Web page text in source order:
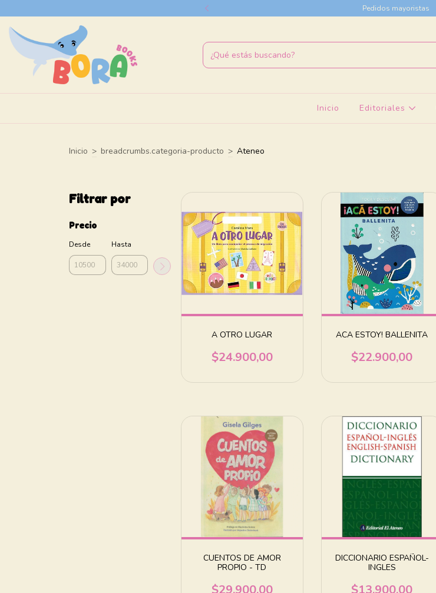
Pedidos mayoristas
Inicio Editoriales
Inicio > breadcrumbs.categoria-producto > Ateneo
Filtrar por
Precio
Desde Hasta
A OTRO LUGAR
$24.900,00
ACA ESTOY! BALLENITA
$22.900,00
CUENTOS DE AMOR
PROPIO - TD
$29.900,00
DICCIONARIO ESPAÑOL-
INGLES
$13.900,00